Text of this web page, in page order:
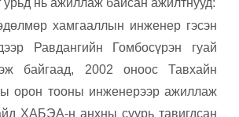
нь ажиллаж байсан ажилтнууд:
хамгааллын инженер гэсэн
Равдангийн Гомбосүрэн гуай
байгаад, 2002 оноос Тавхайн
орон тооны инженерээр ажиллаж
ХАБЭА-н анхны суурь тавигдсан